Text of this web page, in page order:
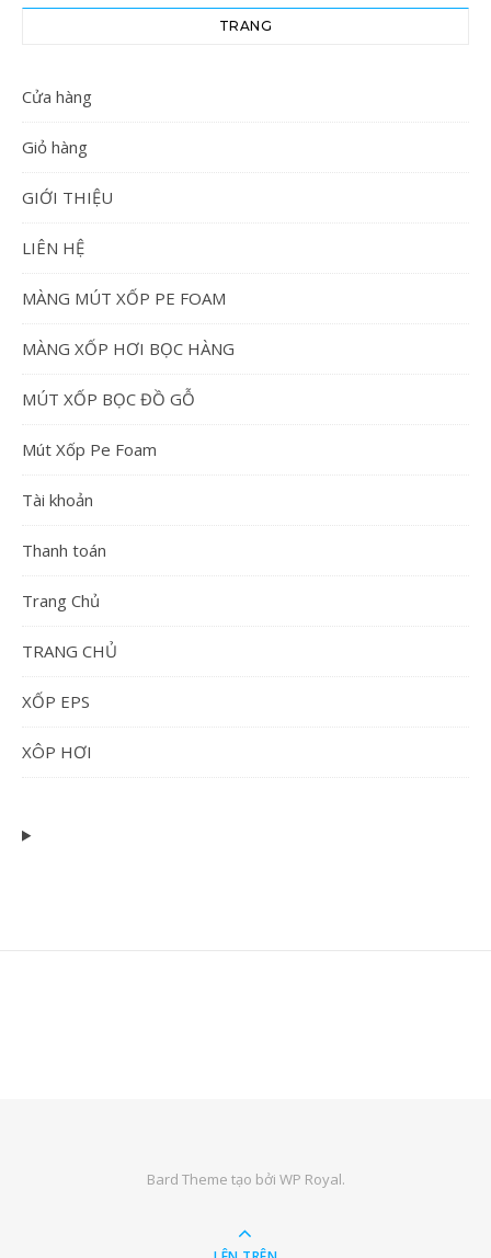
TRANG
Cửa hàng
Giỏ hàng
GIỚI THIỆU
LIÊN HỆ
MÀNG MÚT XỐP PE FOAM
MÀNG XỐP HƠI BỌC HÀNG
MÚT XỐP BỌC ĐỒ GỖ
Mút Xốp Pe Foam
Tài khoản
Thanh toán
Trang Chủ
TRANG CHỦ
XỐP EPS
XÔP HƠI
Bard Theme tạo bởi WP Royal.